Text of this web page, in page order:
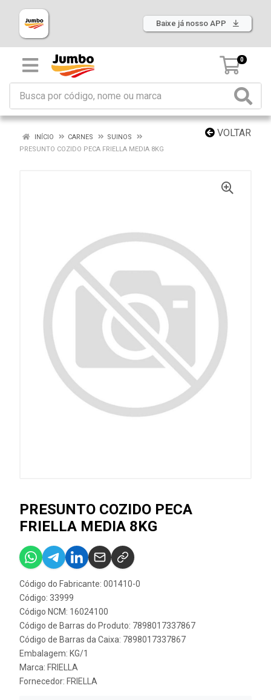
Baixe já nosso APP
0
VOLTAR
INÍCIO CARNES
SUINOS
PRESUNTO COZIDO PECA FRIELLA MEDIA 8KG
PRESUNTO COZIDO PECA
FRIELLA MEDIA 8KG
Código do Fabricante: 001410-0
Código: 33999
Código NCM: 16024100
Código de Barras do Produto: 7898017337867
Código de Barras da Caixa: 7898017337867
Embalagem: KG/1
Marca: FRIELLA
Fornecedor: FRIELLA